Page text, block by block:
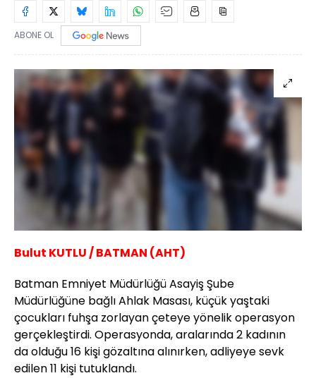
ABONE OL
Bulut KUTLU / BATMAN (AHT)
Batman Emniyet Müdürlüğü Asayiş Şube
Müdürlüğüne bağlı Ahlak Masası, küçük yaştaki
çocukları fuhşa zorlayan çeteye yönelik operasyon
gerçekleştirdi. Operasyonda, aralarında 2 kadının
da olduğu 16 kişi gözaltına alınırken, adliyeye sevk
edilen 11 kişi tutuklandı.